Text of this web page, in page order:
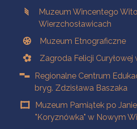
Muzeum Wincentego
Wierzchosławicach
Muzeum Etnograficzne
Zagroda Felicji Curyłowej
Regionalne Centrum
bryg. Zdzisława Baszaka
Muzeum Pamiątek po
"Koryznówka" w Nowym